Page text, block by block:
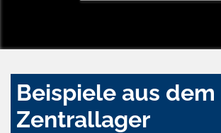
Beispiele aus dem
Zentrallager